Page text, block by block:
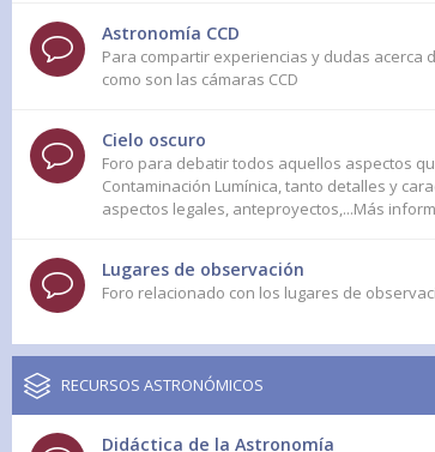
Astronomía CCD
Para compartir experiencias y dudas acerca
como son las cámaras CCD
Cielo oscuro
Foro para debatir todos aquellos aspectos
Contaminación Lumínica, tanto detalles y
aspectos legales, anteproyectos,...Más
Lugares de observación
Foro relacionado con los lugares de
RECURSOS ASTRONÓMICOS
Didáctica de la Astronomía